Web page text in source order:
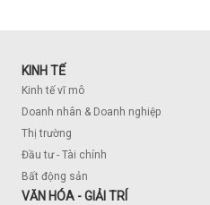
KINH TẾ
Kinh tế vĩ mô
Doanh nhân & Doanh nghiệp
Thị trường
Đầu tư - Tài chính
Bất động sản
VĂN HÓA - GIẢI TRÍ